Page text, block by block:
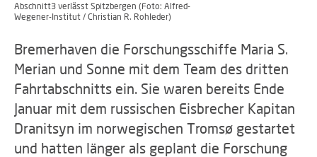
Abschnitt3 verlässt Spitzbergen (Foto: Alfred-
Wegener-Institut / Christian R. Rohleder)
Bremerhaven die Forschungsschiffe Maria S.
Merian und Sonne mit dem Team des dritten
Fahrtabschnitts ein. Sie waren bereits Ende
Januar mit dem russischen Eisbrecher Kapitan
Dranitsyn im norwegischen Tromsø gestartet
und hatten länger als geplant die Forschung